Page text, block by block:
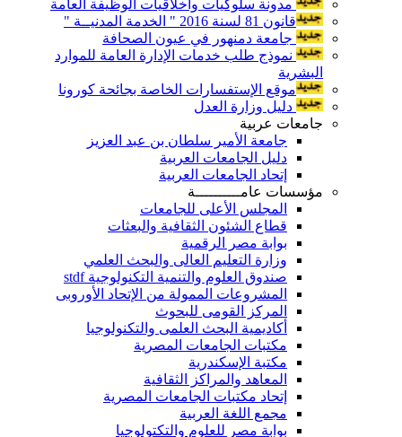
مدونة سلوكيات وأخلاقيات الوظيفة العامة
قانون 81 لسنة 2016 " الخدمة المدنيــة "
جامعة دمنهور في عيون الصحافة
نموذج طلب خدمات الإدارة العامة للموارد
البشرية
موقع الإستفسارات الخاصة بجائحة كورونا
دليل وزارة العدل
جامعات عربية
جامعة الأمير سلطان بن عبد العزيز
دليل الجامعات العربية
إتحاد الجامعات العربية
مؤسسات عامــــــــــة
المجلس الأعلى للجامعات
قطاع الشئون الثقافية والبعثات
بوابة مصر الرقمية
وزارة التعليم العالى والبحث العلمي
صندوق العلوم والتنمية التكنولوجية stdf
المشروعات الممولة من الإتحاد الأوروبى
المركز القومى للبحوث
أكاديمية البحث العلمى والتكنولوجيا
مكتبات الجامعات المصرية
مكتبة الإسكندرية
المعاهد والمراكز الثقافية
إتحاد مكتبات الجامعات المصرية
مجمع اللغة العربية
بوابة مصر للعلوم والتكتولوجيا